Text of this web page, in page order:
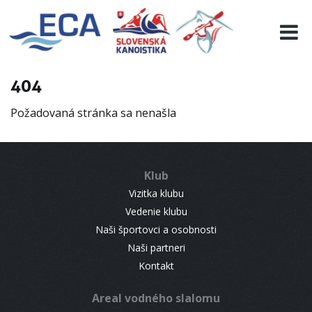
404
Požadovaná stránka sa nenašla
Klub
Vizitka klubu
Vedenie klubu
Naši športovci a osobnosti
Naši partneri
Kontakt
Areal vodného slalomu
EURO 19
INFO
RESULTS
CONTACT